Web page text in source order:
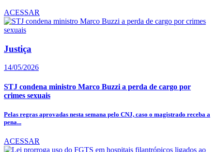
ACESSAR
Justiça
14/05/2026
STJ condena ministro Marco Buzzi a perda de cargo por
crimes sexuais
Pelas regras aprovadas nesta semana pelo CNJ, caso o magistrado receba a
pena...
ACESSAR